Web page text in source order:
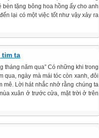
tặng bông hoa hồng ấy cho anh
lại có một việc tốt như vậy xảy ra
tim ta
tháng năm qua” Có những khi trong
qua, ngày mà mái tóc còn xanh, đôi
mê. Lời hát nhắc nhở rằng chúng ta
xuân ở trước cửa, mặt trời ở trên